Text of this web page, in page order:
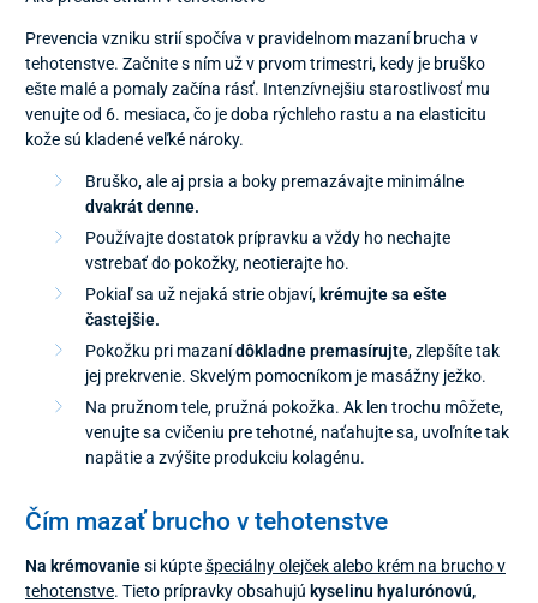
Prevencia vzniku strií spočíva v pravidelnom mazaní brucha v
tehotenstve. Začnite s ním už v prvom trimestri, kedy je bruško
ešte malé a pomaly začína rásť. Intenzívnejšiu starostlivosť mu
venujte od 6. mesiaca, čo je doba rýchleho rastu a na elasticitu
kože sú kladené veľké nároky.
Bruško, ale aj prsia a boky premazávajte minimálne
dvakrát denne.
Používajte dostatok prípravku a vždy ho nechajte
vstrebať do pokožky, neotierajte ho.
Pokiaľ sa už nejaká strie objaví, krémujte sa ešte
častejšie.
Pokožku pri mazanídôkladne premasírujte, zlepšíte tak
jej prekrvenie. Skvelým pomocníkom je masážny ježko.
Na pružnom tele, pružná pokožka. Ak len trochu môžete,
venujte sa cvičeniu pre tehotné, naťahujte sa, uvoľníte tak
napätie a zvýšite produkciu kolagénu.
Čím mazať brucho v tehotenstve
Na krémovaniesi kúptešpeciálny olejček alebo krém na brucho v
tehotenstve. Tieto prípravky obsahujú kyselinu hyalurónovú,